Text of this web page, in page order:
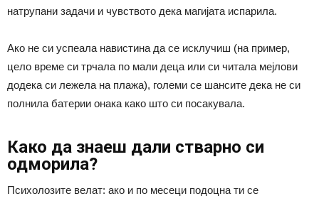
натрупани задачи и чувството дека магијата испарила.
Ако не си успеала навистина да се исклучиш (на пример,
цело време си трчала по мали деца или си читала мејлови
додека си лежела на плажа), големи се шансите дека не си
полнила батерии онака како што си посакувала.
Како да знаеш дали стварно си
одморила?
Психолозите велат: ако и по месеци подоцна ти се